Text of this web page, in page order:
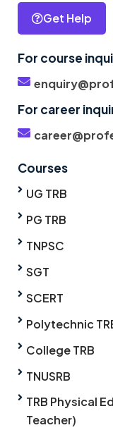
Get Help
For course
For career
Courses
UG TRB
PG TRB
TNPSC
SGT
SCERT
Polytechnic
College TRB
TNUSRB
TRB Physical
Teacher)